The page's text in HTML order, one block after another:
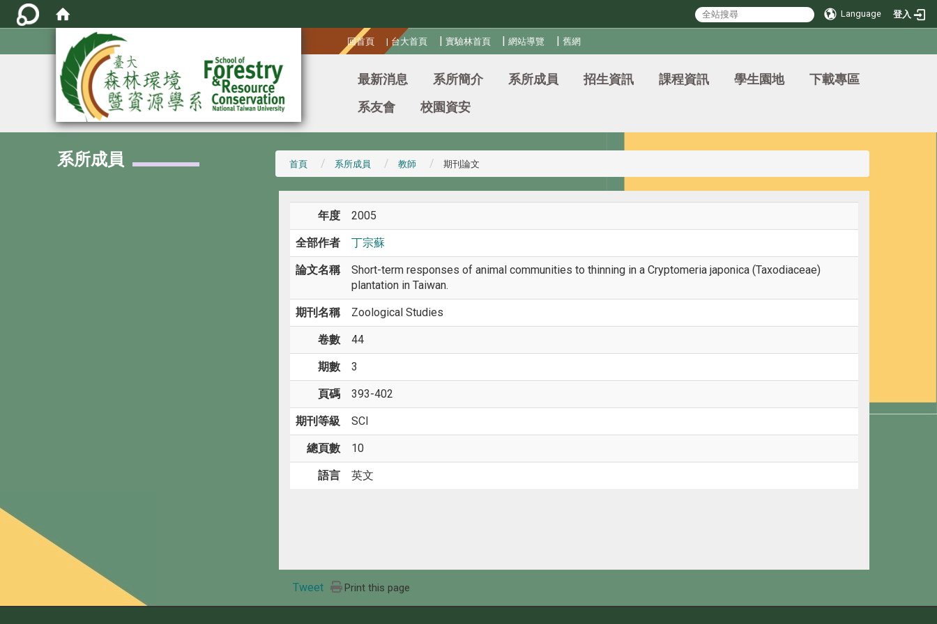
Language 登入
回首頁 | 台大首頁 | 實驗林首頁 |網站導覽 |舊網
最新消息 系所簡介 系所成員 招生資訊 課程資訊 學生園地
下載專區
系友會
校園資安
系所成員 首頁 系所成員 教師 期刊論文
年度 2005
全部作者 丁宗蘇
論文名稱
Short-term responses of animal communities to thinning in a Cryptomeria japonica (Taxodiaceae)
plantation in Taiwan.
期刊名稱 Zoological Studies
卷數 44
期數 3
頁碼 393-402
期刊等級 SCI
總頁數 10
語言 英文
Tweet Print this page